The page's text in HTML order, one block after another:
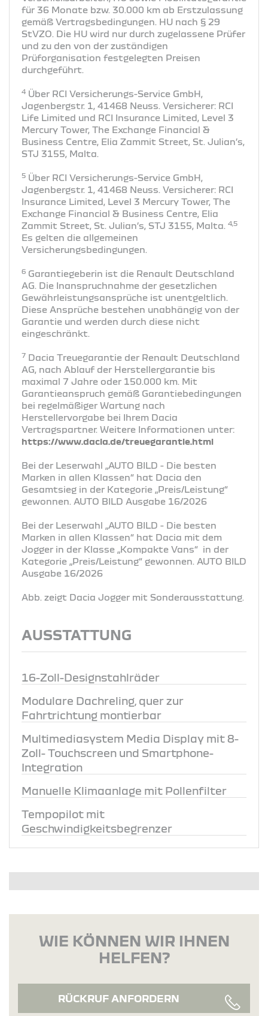
für 36 Monate bzw. 30.000 km ab Erstzulassung
gemäß Vertragsbedingungen. HU nach § 29
StVZO. Die HU wird nur durch zugelassene Prüfer
und zu den von der zuständigen
Prüforganisation festgelegten Preisen
durchgeführt.
4 Über RCI Versicherungs-Service GmbH,
Jagenbergstr. 1, 41468 Neuss. Versicherer: RCI
Life Limited und RCI Insurance Limited, Level 3
Mercury Tower, The Exchange Financial &
Business Centre, Elia Zammit Street, St. Julian’s,
STJ 3155, Malta.
5 Über RCI Versicherungs-Service GmbH,
Jagenbergstr. 1, 41468 Neuss. Versicherer: RCI
Insurance Limited, Level 3 Mercury Tower, The
Exchange Financial & Business Centre, Elia
Zammit Street, St. Julian’s, STJ 3155, Malta.
4,5
Es gelten die allgemeinen
Versicherungsbedingungen.
6 Garantiegeberin ist die Renault Deutschland
AG. Die Inanspruchnahme der gesetzlichen
Gewährleistungsansprüche ist unentgeltlich.
Diese Ansprüche bestehen unabhängig von der
Garantie und werden durch diese nicht
eingeschränkt.
7 Dacia Treuegarantie der Renault Deutschland
AG, nach Ablauf der Herstellergarantie bis
maximal 7 Jahre oder 150.000 km. Mit
Garantieanspruch gemäß Garantiebedingungen
bei regelmäßiger Wartung nach
Herstellervorgabe bei Ihrem Dacia
Vertragspartner. Weitere Informationen unter:
https://www.dacia.de/treuegarantie.html
Bei der Leserwahl „AUTO BILD - Die besten
Marken in allen Klassen“ hat Dacia den
Gesamtsieg in der Kategorie „Preis/Leistung“
gewonnen. AUTO BILD Ausgabe 16/2026
Bei der Leserwahl „AUTO BILD - Die besten
Marken in allen Klassen“ hat Dacia mit dem
Jogger in der Klasse „Kompakte Vans“ in der
Kategorie „Preis/Leistung“ gewonnen. AUTO BILD
Ausgabe 16/2026
Abb. zeigt Dacia Jogger mit Sonderausstattung.
AUSSTATTUNG
16-Zoll-Designstahlräder
Modulare Dachreling, quer zur
Fahrtrichtung montierbar
Multimediasystem Media Display mit 8-
Zoll- Touchscreen und Smartphone-
Integration
Manuelle Klimaanlage mit Pollenfilter
Tempopilot mit
Geschwindigkeitsbegrenzer
WIE KÖNNEN WIR IHNEN
HELFEN?
RÜCKRUF ANFORDERN